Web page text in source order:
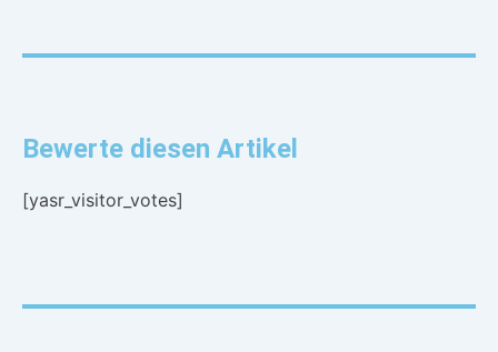
Bewerte diesen Artikel
[yasr_visitor_votes]